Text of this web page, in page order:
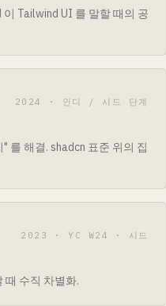
Tailwind UI 를 말할 때의 공
2024 · 인디 / 시드 단계
를 해결. shadcn 표준 위의 집
2023 · YC W24 · 시드
때 수직 차별화.